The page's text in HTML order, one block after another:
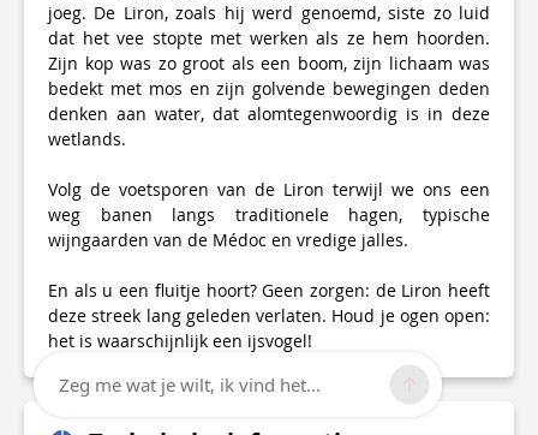
joeg. De Liron, zoals hij werd genoemd, siste zo luid
dat het vee stopte met werken als ze hem hoorden.
Zijn kop was zo groot als een boom, zijn lichaam was
bedekt met mos en zijn golvende bewegingen deden
denken aan water, dat alomtegenwoordig is in deze
wetlands.
Volg de voetsporen van de Liron terwijl we ons een
weg banen langs traditionele hagen, typische
wijngaarden van de Médoc en vredige jalles.
En als u een fluitje hoort? Geen zorgen: de Liron heeft
deze streek lang geleden verlaten. Houd je ogen open:
het is waarschijnlijk een ijsvogel!
Zeg me wat je wilt, ik vind het...